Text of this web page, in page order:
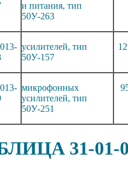
и питания, тип
50У-263
усилителей, тип
50У-157
12
микрофонных
усилителей, тип
50У-251
9
31-